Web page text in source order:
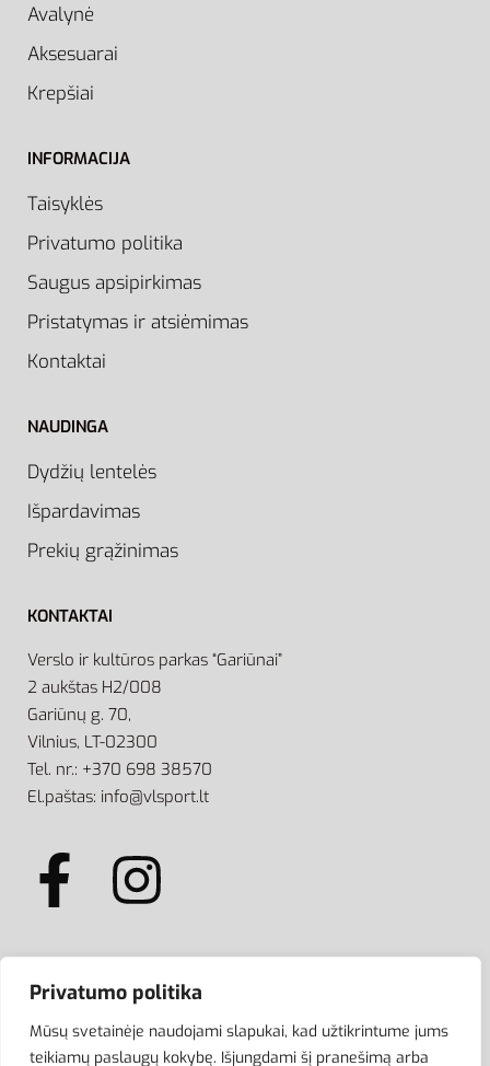
Privatumo politika
Mūsų svetainėje naudojami slapukai, kad užtikrintume jums
teikiamų paslaugų kokybę. Išjungdami šį pranešimą arba
Avalynė
Aksesuarai
Krepšiai
INFORMACIJA
Taisyklės
Privatumo politika
Saugus apsipirkimas
Pristatymas ir atsiėmimas
Kontaktai
NAUDINGA
Dydžių lentelės
Išpardavimas
Prekių grąžinimas
KONTAKTAI
Verslo ir kultūros parkas “Gariūnai”
2 aukštas H2/008
Gariūnų g. 70,
Vilnius, LT-02300
Tel. nr.: +370 698 38570
El.paštas: info@vlsport.lt